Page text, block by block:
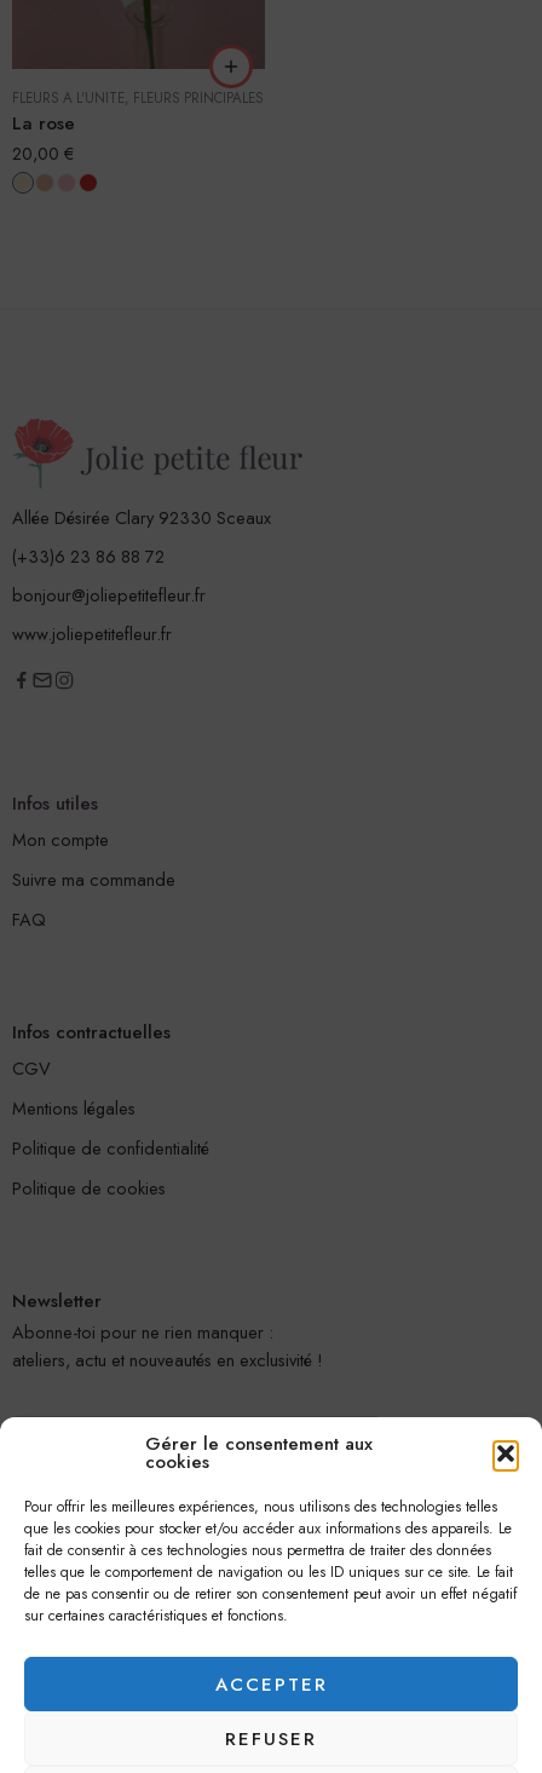
Gérer le consentement aux
cookies
Pour offrir les meilleures expériences, nous utilisons des technologies telles
que les cookies pour stocker et/ou accéder aux informations des appareils. Le
fait de consentir à ces technologies nous permettra de traiter des données
telles que le comportement de navigation ou les ID uniques sur ce site. Le fait
de ne pas consentir ou de retirer son consentement peut avoir un effet négatif
sur certaines caractéristiques et fonctions.
ACCEPTER
REFUSER
FLEURS À L'UNITÉ FLEURS PRINCIPALES
La rose
20,00 €
Allée Désirée Clary 92330 Sceaux
(+33)6 23 86 88 72
bonjour@joliepetitefleur.fr
www.joliepetitefleur.fr
Infos utiles
Mon compte
Suivre ma commande
FAQ
Infos contractuelles
CGV
Mentions légales
Politique de confidentialité
Politique de cookies
Newsletter
Abonne-toi pour ne rien manquer :
ateliers, actu et nouveautés en exclusivité !
Je m'abonne